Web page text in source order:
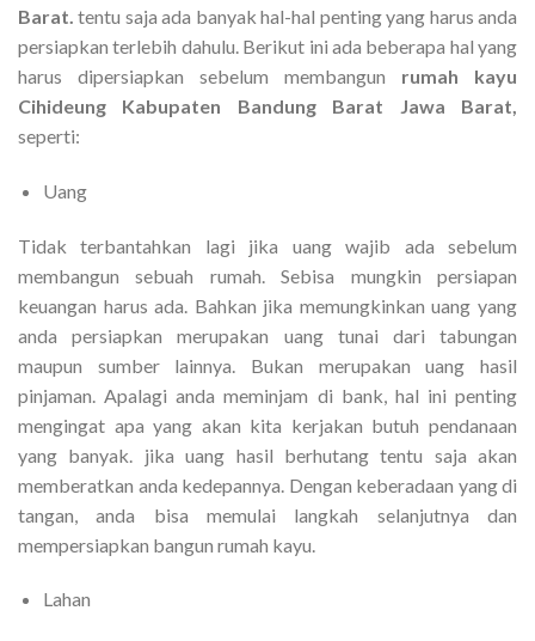
Barat.tentu saja ada banyak hal-hal penting yang harus anda
persiapkan terlebih dahulu. Berikut ini ada beberapa hal yang
harus dipersiapkan sebelum membangun rumah kayu
Cihideung Kabupaten Bandung Barat Jawa Barat,
seperti:
Uang
Tidak terbantahkan lagi jika uang wajib ada sebelum
membangun sebuah rumah. Sebisa mungkin persiapan
keuangan harus ada. Bahkan jika memungkinkan uang yang
anda persiapkan merupakan uang tunai dari tabungan
maupun sumber lainnya. Bukan merupakan uang hasil
pinjaman. Apalagi anda meminjam di bank, hal ini penting
mengingat apa yang akan kita kerjakan butuh pendanaan
yang banyak. jika uang hasil berhutang tentu saja akan
memberatkan anda kedepannya. Dengan keberadaan yang di
tangan, anda bisa memulai langkah selanjutnya dan
mempersiapkan bangun rumah kayu.
Lahan